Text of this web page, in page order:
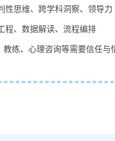
性思维、跨学科洞察、领导力
程、数据解读、流程编排
教练、心理咨询等需要信任与